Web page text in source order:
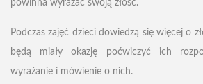
powinna wyrażać swoją złość.
Podczas zajęć dzieci dowiedzą się więcej o
będą miały okazję poćwiczyć ich
wyrażanie i mówienie o nich.